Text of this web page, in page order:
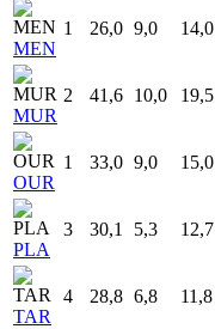
MEN
1 26,0 9,0 14,0
MUR
2 41,6 10,0 19,5
OUR
1 33,0 9,0 15,0
PLA
3 30,1 5,3 12,7
TAR
4 28,8 6,8 11,8